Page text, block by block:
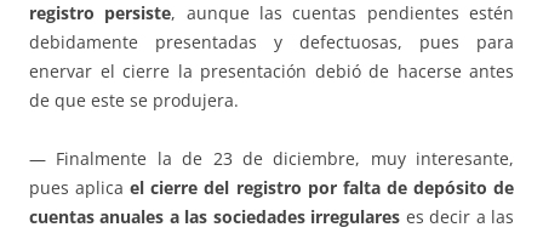
registro persiste, aunque las cuentas pendientes estén
debidamente presentadas y defectuosas, pues para
enervar el cierre la presentación debió de hacerse antes
de que este se produjera.
— Finalmente la de 23 de diciembre, muy interesante,
pues aplicael cierre del registro por falta de depósito de
cuentas anuales a las sociedades irregulares es decir a las